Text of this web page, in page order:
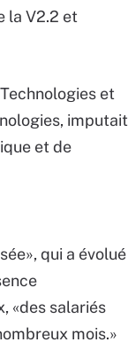
la V2.2 et
et
imputait
et de
qui a évolué
«des salariés
mois.»